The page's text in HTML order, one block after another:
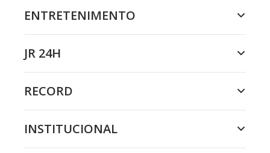
ENTRETENIMENTO
JR 24H
RECORD
INSTITUCIONAL